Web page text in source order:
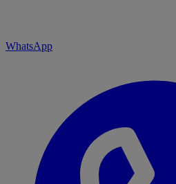
WhatsApp